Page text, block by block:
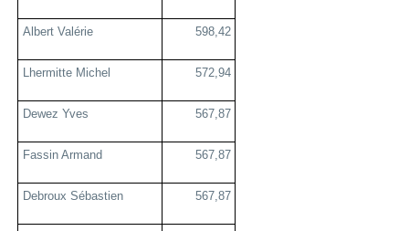
Albert Valérie 598,42
Lhermitte Michel 572,94
Dewez Yves 567,87
Fassin Armand 567,87
Debroux Sébastien 567,87